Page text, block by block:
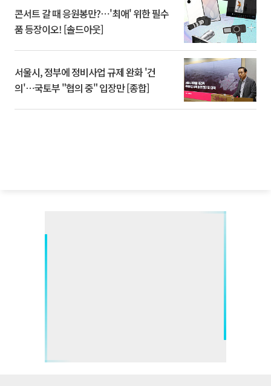
콘서트 갈 때 응원봉만?⋯'최애' 위한 필수
품 등장이오! [솔드아웃]
서울시, 정부에 정비사업 규제 완화 '건
의'⋯국토부 "협의 중" 입장만 [종합]